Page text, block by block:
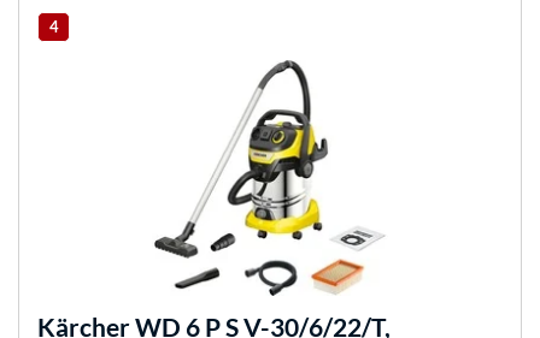
4
KärcherWD 6 P S V-30/6/22/T,